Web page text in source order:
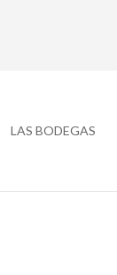
LAS BODEGAS